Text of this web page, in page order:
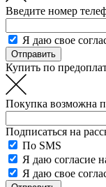
Введите номер
Я даю свое
Купить по
Покупка возможна
Подписаться на
По SMS
Я даю согласие
Я даю свое